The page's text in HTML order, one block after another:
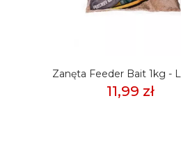
Zanęta Feeder Bait 1kg -
11,99 zł